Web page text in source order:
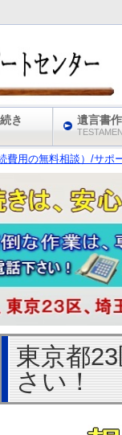
費用の無料相談）/サポ
東京都
さい！
き 遺言書